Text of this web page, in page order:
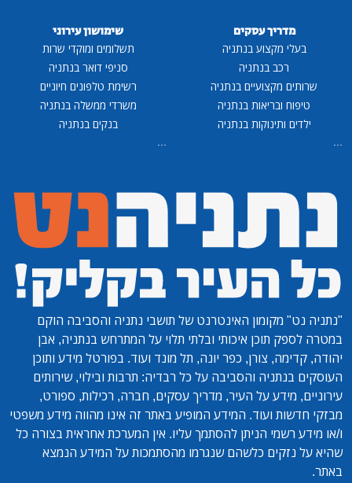
מדריך עסקים
בעלי מקצוע בנתניה
רכב בנתניה
שרותים מקצועיים בנתניה
טיפוח ובריאות בנתניה
ילדים ותינוקות בנתניה
...
שימושון עירוני
תשלומים ומוקדי שרות
סניפי דואר בנתניה
רשימת טלפונים חיוניים
משרדי ממשלה בנתניה
בנקים בנתניה
...
"נתניה נט" מקומון האינטרנט של תושבי נתניה והסביבה הוקם
במטרה לספק תוכן איכותי ובלתי תלוי על המתרחש בנתניה, אבן
יהודה, קדימה, צורן, כפר יונה, תל מונד ועוד. בפורטל מידע ותוכן
העוסקים בנתניה והסביבה על כל רבדיה: תרבות ובילוי, שירותים
עירוניים, מידע על העיר, מדריך עסקים, חברה, רכילות, ספורט,
מבזקי חדשות ועוד. המידע המופיע באתר זה אינו מהווה מידע משפטי
ו/או מידע רשמי הניתן להסתמך עליו. אין המערכת אחראית בצורה כל
שהיא על נזקים כלשהם שנגרמו מהסתמכות על המידע הנמצא
באתר.